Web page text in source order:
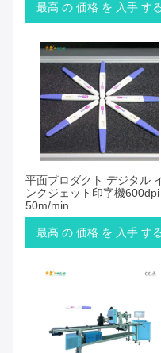
最高 の 価格 を 入手 する
平面プロダクト デジタル
ンクジェット印字機600dpi
50m/min
最高 の 価格 を 入手 する